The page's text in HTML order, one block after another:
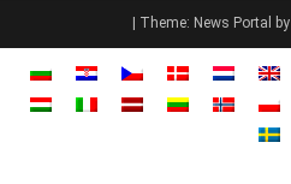
Theme: News Portal by